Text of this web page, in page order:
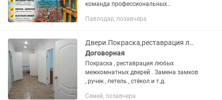
команда профессиональных
работы более 10 лет! Выполняем
основные...
Павлодар, позавчера
Двери.Покраска,реставрация любых межкомнатных дверей. Замена:петель,ручек.
Договорная
Покраска , реставрация любых
межкомнатных дверей . Замена замков
, ручек , петель , стёкол и т.д.
Семей, позавчера